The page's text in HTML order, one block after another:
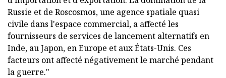
Russie et de Roscosmos, une agence spatiale quasi
civile dans l'espace commercial, a affecté les
fournisseurs de services de lancement alternatifs en
Inde, au Japon, en Europe et aux États-Unis. Ces
facteurs ont affecté négativement le marché pendant
la guerre."